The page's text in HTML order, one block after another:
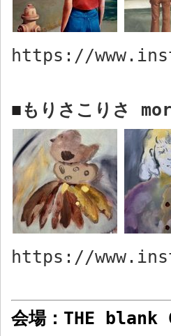
https://
■ もりさこりさ
https://
会場： THE blank